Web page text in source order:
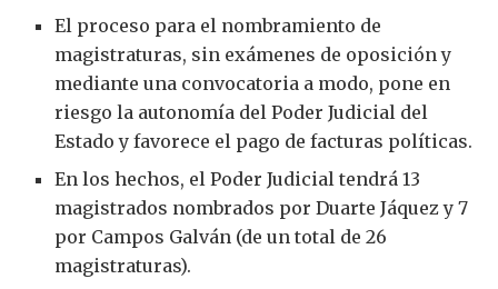
El proceso para el nombramiento de
magistraturas, sin exámenes de oposición y
mediante una convocatoria a modo, pone en
riesgo la autonomía del Poder Judicial del
Estado y favorece el pago de facturas políticas.
En los hechos, el Poder Judicial tendrá 13
magistrados nombrados por Duarte Jáquez y 7
por Campos Galván (de un total de 26
magistraturas).